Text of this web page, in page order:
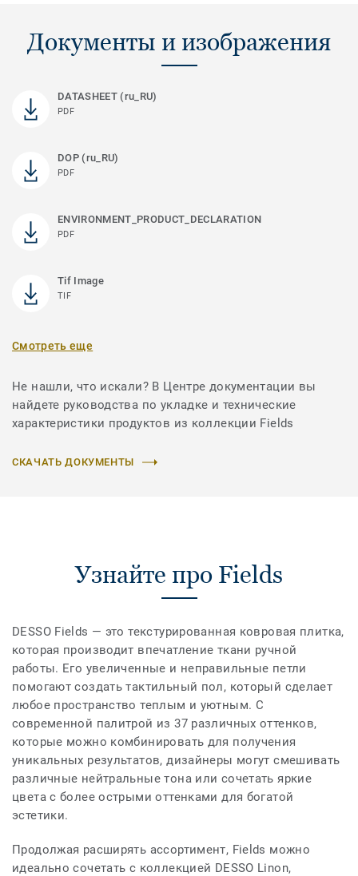
Документы и изображения
DATASHEET (ru_RU)
PDF
DOP (ru_RU)
PDF
ENVIRONMENT_PRODUCT_DECLARATION
PDF
Tif Image
TIF
Смотреть еще
Не нашли, что искали? В Центре документации вы
найдете руководства по укладке и технические
характеристики продуктов из коллекции Fields
СКАЧАТЬ ДОКУМЕНТЫ
Узнайте про Fields
DESSO Fields — это текстурированная ковровая плитка,
которая производит впечатление ткани ручной
работы. Его увеличенные и неправильные петли
помогают создать тактильный пол, который сделает
любое пространство теплым и уютным. С
современной палитрой из 37 различных оттенков,
которые можно комбинировать для получения
уникальных результатов, дизайнеры могут смешивать
различные нейтральные тона или сочетать яркие
цвета с более острыми оттенками для богатой
эстетики.
Продолжая расширять ассортимент, Fields можно
идеально сочетать с коллекцией DESSO Linon,